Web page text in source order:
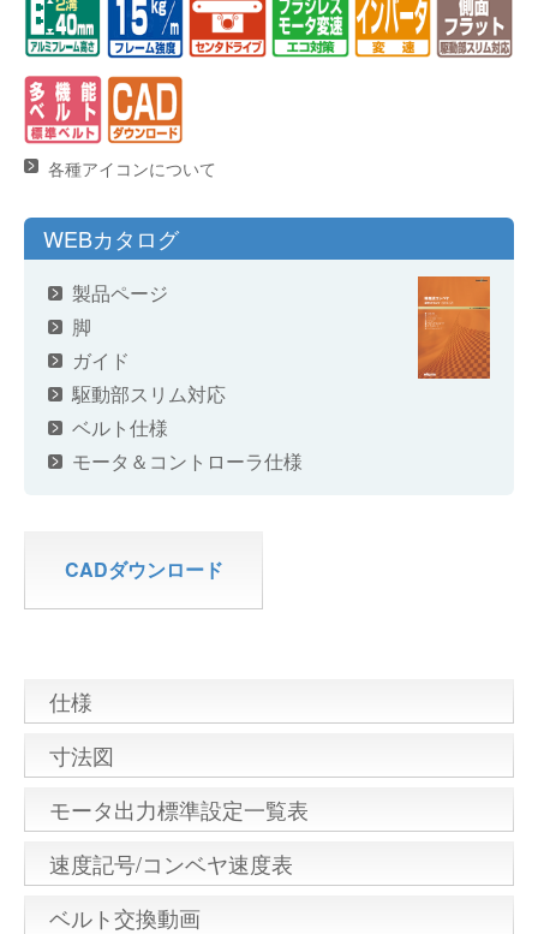
各種アイコンについて
WEBカタログ
製品ページ
脚
ガイド
駆動部スリム対応
ベルト仕様
モータ＆コントローラ仕様
CADダウンロード
仕様
寸法図
モータ出力標準設定一覧表
速度記号/コンベヤ速度表
ベルト交換動画